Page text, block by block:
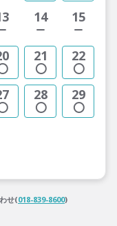
14 15
21 22
28 29
せ(018-839-8600)